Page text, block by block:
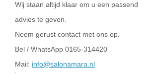
Wij staan altijd klaar om u een passend
advies te geven.
Neem gerust contact met ons op.
Bel / WhatsApp 0165-314420
Mail: info@salonamara.nl